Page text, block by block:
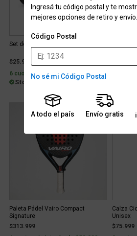
Ingresá tu código postal y te
mejores opciones de retiro y envío.
Código Postal
No sé mi Código Postal
A todo el país Envío gratis
Set de Herramientas Bicicleta Vairo
$25.999
6 cuotas con interés de $5.732
Stock para envío
Paleta
6
Paleta Pádel Vairo Compact
Signature
$313.999
Calza
Unisex
$75.999